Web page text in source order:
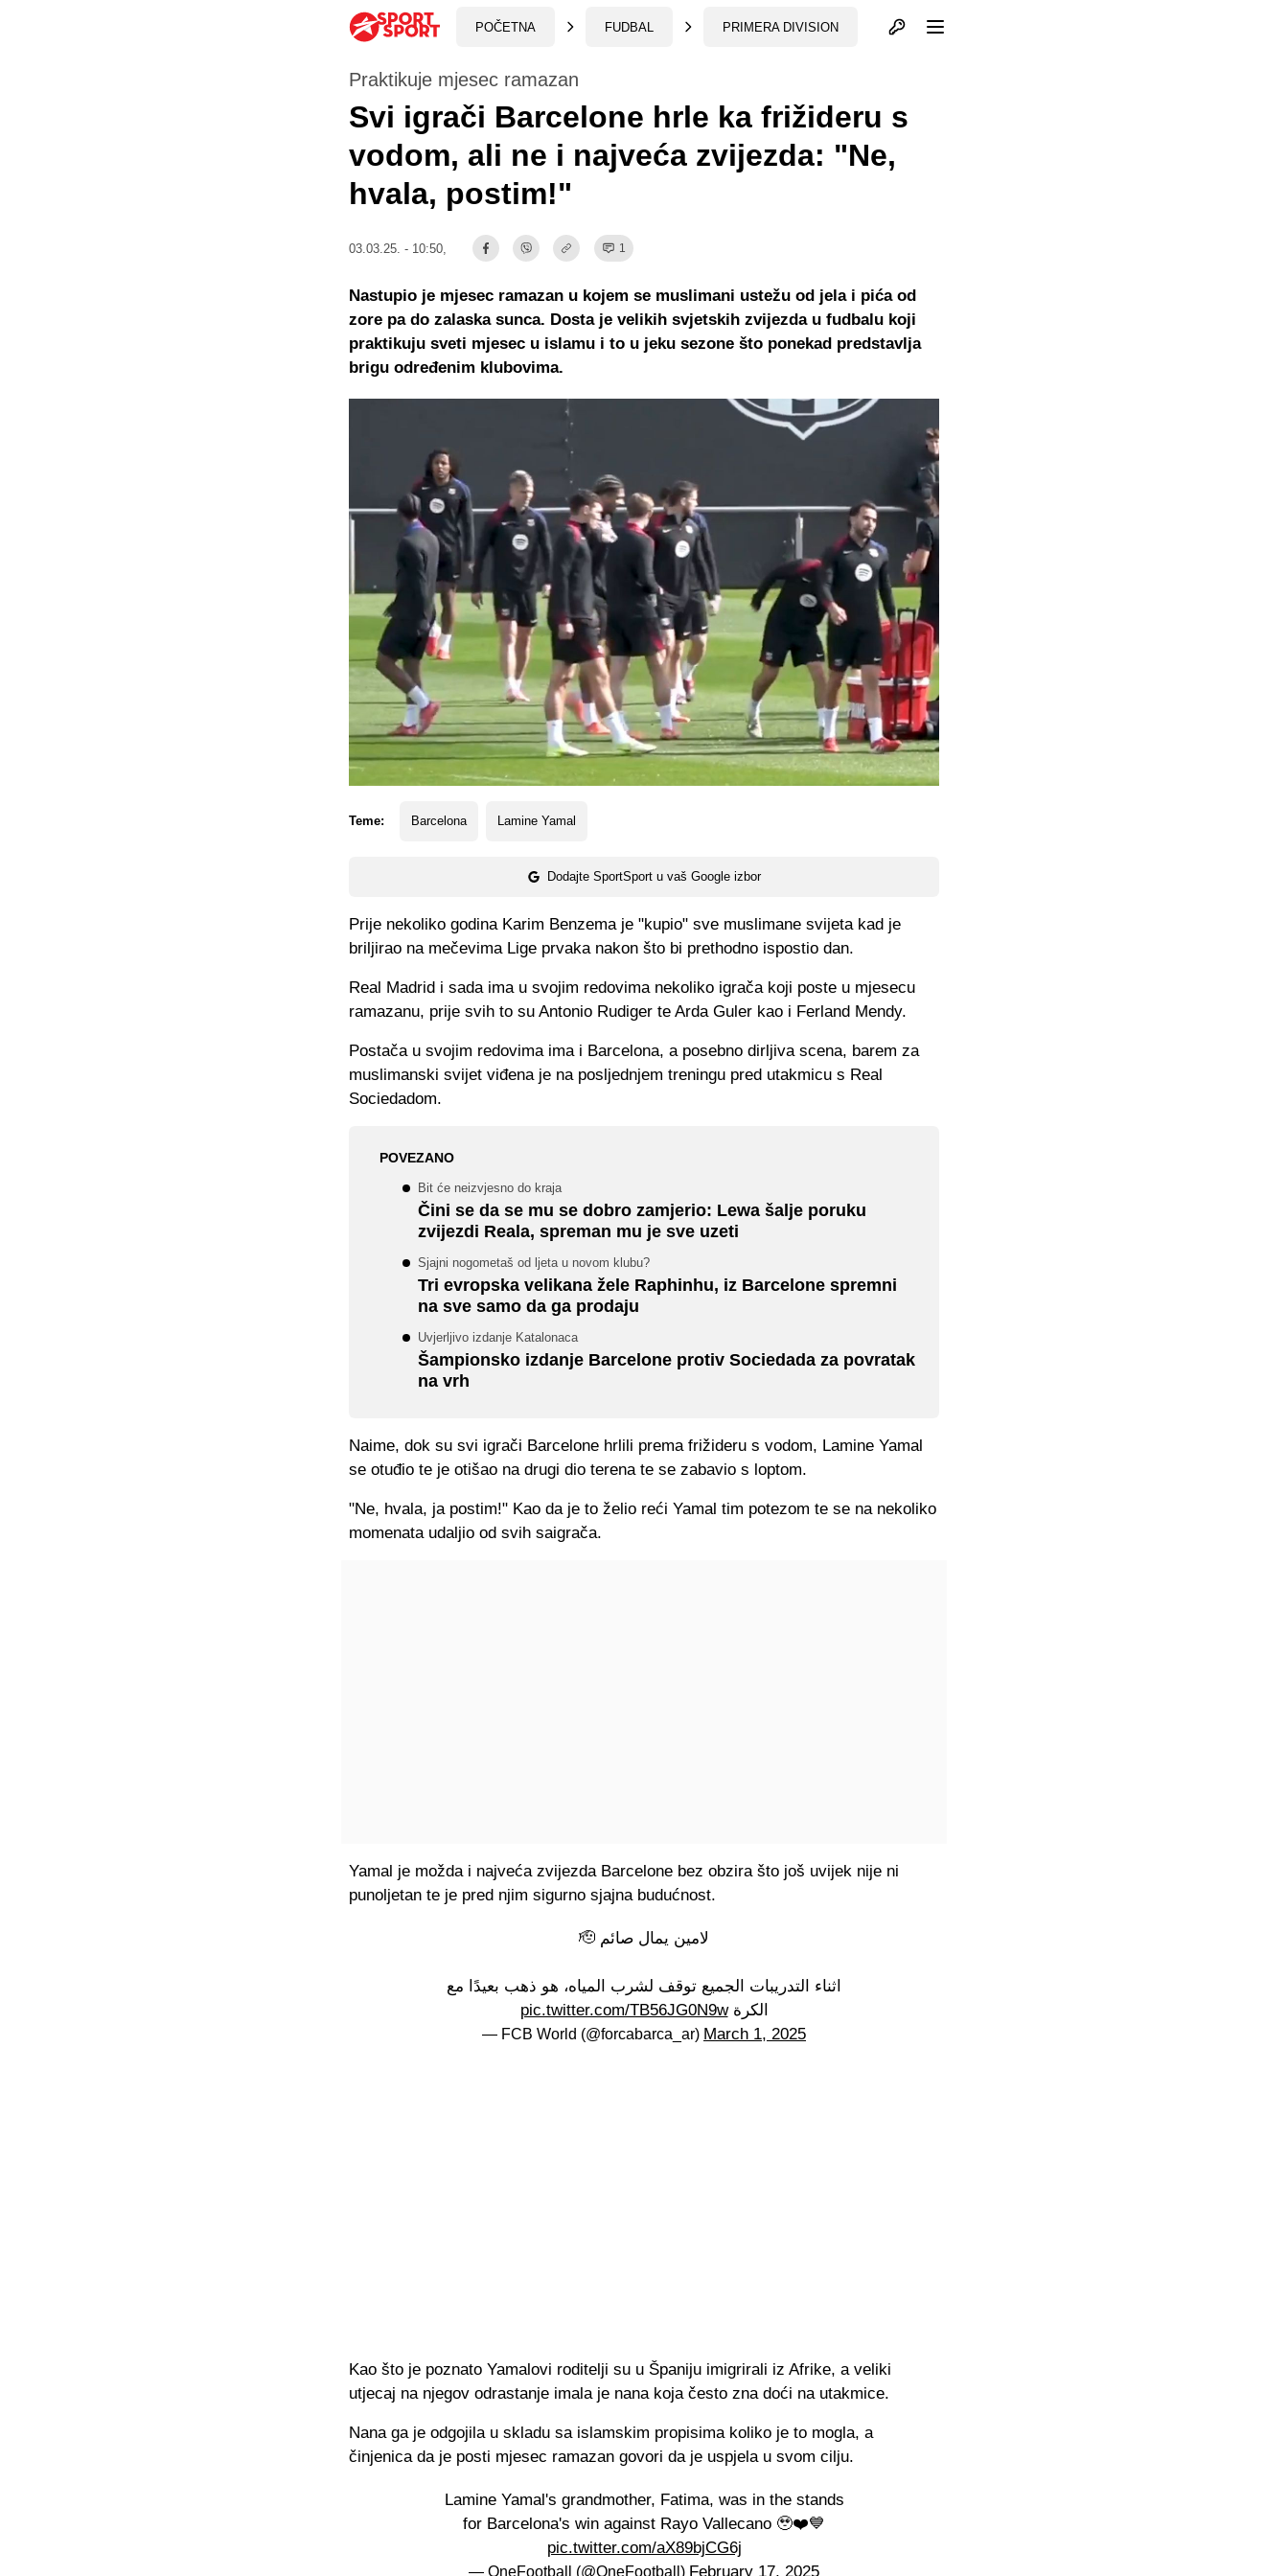
POČETNA FUDBAL PRIMERA DIVISION Otvori profil
Praktikuje mjesec ramazan
Svi igrači Barcelone hrle ka frižideru s
vodom, ali ne i najveća zvijezda: "Ne,
hvala, postim!"
03.03.25. - 10:50, 1
Teme: Barcelona Lamine Yamal
Dodajte SportSport u vaš Google izbor
Nastupio je mjesec ramazan u kojem se muslimani ustežu od jela i pića od
zore pa do zalaska sunca. Dosta je velikih svjetskih zvijezda u fudbalu koji
praktikuju sveti mjesec u islamu i to u jeku sezone što ponekad predstavlja
brigu određenim klubovima.
Prije nekoliko godina Karim Benzema je "kupio" sve muslimane svijeta kad je
briljirao na mečevima Lige prvaka nakon što bi prethodno ispostio dan.
Real Madrid i sada ima u svojim redovima nekoliko igrača koji poste u mjesecu
ramazanu, prije svih to su Antonio Rudiger te Arda Guler kao i Ferland Mendy.
Postača u svojim redovima ima i Barcelona, a posebno dirljiva scena, barem za
muslimanski svijet viđena je na posljednjem treningu pred utakmicu s Real
Sociedadom.
POVEZANO
Bit će neizvjesno do kraja
Čini se da se mu se dobro zamjerio: Lewa šalje poruku
zvijezdi Reala, spreman mu je sve uzeti
Sjajni nogometaš od ljeta u novom klubu?
Tri evropska velikana žele Raphinhu, iz Barcelone spremni
na sve samo da ga prodaju
Uvjerljivo izdanje Katalonaca
Šampionsko izdanje Barcelone protiv Sociedada za povratak
na vrh
Naime, dok su svi igrači Barcelone hrlili prema frižideru s vodom, Lamine Yamal
se otuđio te je otišao na drugi dio terena te se zabavio s loptom.
"Ne, hvala, ja postim!" Kao da je to želio reći Yamal tim potezom te se na nekoliko
momenata udaljio od svih saigrača.
Yamal je možda i najveća zvijezda Barcelone bez obzira što još uvijek nije ni
punoljetan te je pred njim sigurno sjajna budućnost.
لامين يمال صائم 🫡
اثناء التدريبات الجميع توقف لشرب المياه، هو ذهب بعيدًا مع
الكرةpic.twitter.com/TB56JG0N9w
— FCB World (@forcabarca_ar) March 1, 2025
Kao što je poznato Yamalovi roditelji su u Španiju imigrirali iz Afrike, a veliki
utjecaj na njegov odrastanje imala je nana koja često zna doći na utakmice.
Nana ga je odgojila u skladu sa islamskim propisima koliko je to mogla, a
činjenica da je posti mjesec ramazan govori da je uspjela u svom cilju.
Lamine Yamal's grandmother, Fatima, was in the stands
for Barcelona's win against Rayo Vallecano 🥹❤️💙
pic.twitter.com/aX89bjCG6j
— OneFootball (@OneFootball) February 17, 2025